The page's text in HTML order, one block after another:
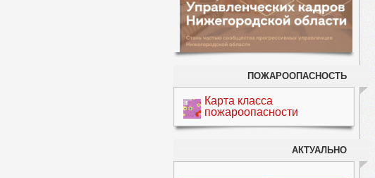
ПОЖАРООПАСНОСТЬ
Карта класса
пожароопасности
АКТУАЛЬНО